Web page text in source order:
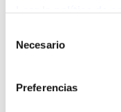
Necesario
Preferencias
continuación:
Para ver el